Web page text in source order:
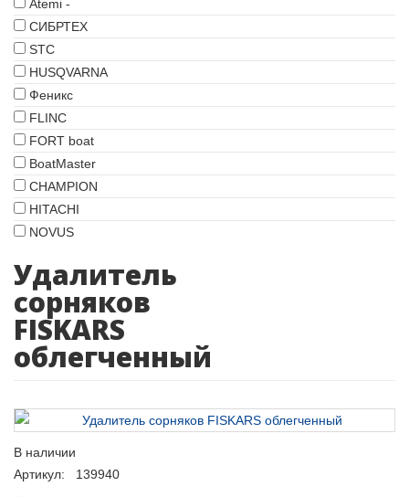
Atemi -
СИБРТЕХ
STC
HUSQVARNA
Феникс
FLINC
FORT boat
BoatMaster
CHAMPION
HITACHI
NOVUS
Удалитель
сорняков
FISKARS
облегченный
В наличии
Артикул: 139940